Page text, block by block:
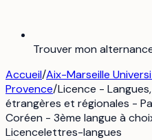
Trouver mon
Accueil/Aix-Marseille
Provence/Licence -
étrangères et régionales -
Coréen - 3ème langue à
Licencelettres-langues